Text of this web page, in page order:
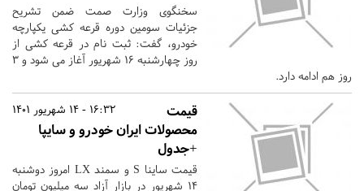
سخنگوی وزارت صمت ضمن تشریح
جزئیات سومین دوره قرعه کشی یکپارچه
خودرو، گفت: ثبت نام در قرعه کشی از
روز چهارشنبه ۱۶ شهریور آغاز می شود و ۳
روز هم ادامه دارد.
16:32 - 14 شهریور 1401
قیمت
محصولات ایران خودرو و سایپا
+جدول
قیمت ساینا S و سمند LX امروز دوشنبه
۱۴ شهریور در بازار آزاد سه میلیون تومان